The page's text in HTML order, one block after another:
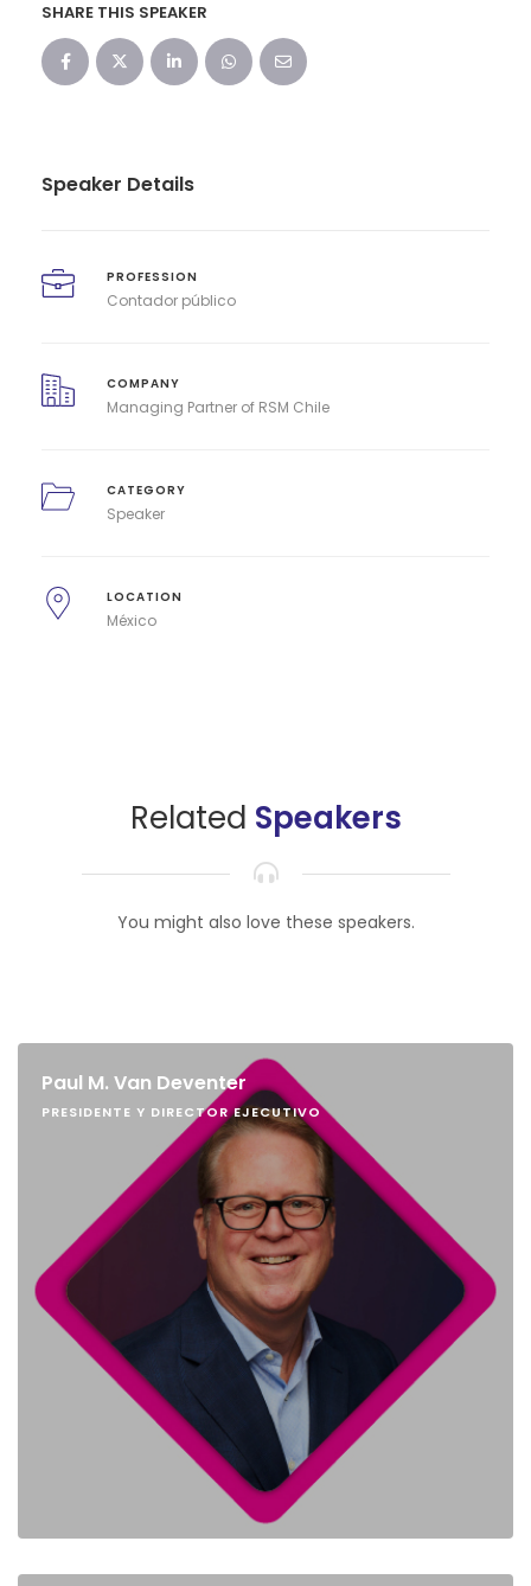
SHARE THIS SPEAKER
Speaker Details
PROFESSION
Contador público
COMPANY
Managing Partner of RSM Chile
CATEGORY
Speaker
LOCATION
México
Related Speakers
You might also love these speakers.
Paul M. Van Deventer
PRESIDENTE Y DIRECTOR EJECUTIVO